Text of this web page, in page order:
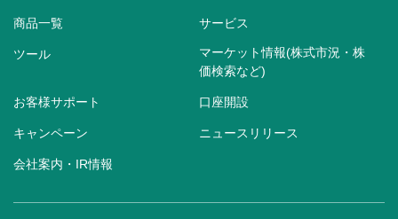
商品一覧 サービス
ツール
マーケット情報(株式市況・株
価検索など)
お客様サポート 口座開設
キャンペーン ニュースリリース
会社案内・IR情報